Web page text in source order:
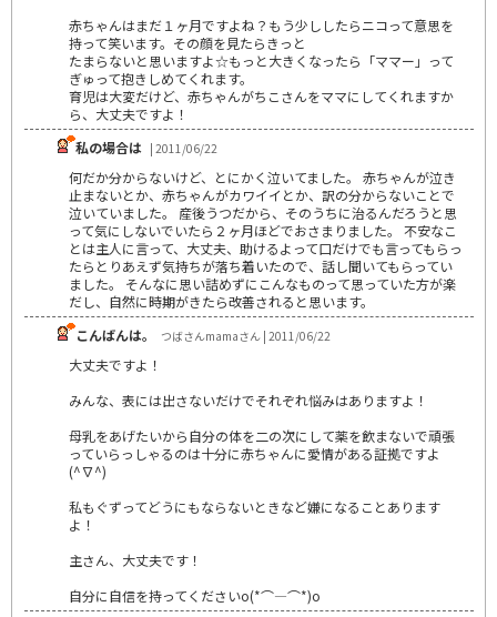
赤ちゃんはまだ１ヶ月ですよね？もう少ししたらニコって意思を
持って笑います。その顔を見たらきっと
たまらないと思いますよ☆もっと大きくなったら「ママー」って
ぎゅって抱きしめてくれます。
育児は大変だけど、赤ちゃんがちこさんをママにしてくれますか
ら、大丈夫ですよ！
私の場合は | 2011/06/22
何だか分からないけど、とにかく泣いてました。 赤ちゃんが泣き
止まないとか、赤ちゃんがカワイイとか、訳の分からないことで
泣いていました。 産後うつだから、そのうちに治るんだろうと思
って気にしないでいたら２ヶ月ほどでおさまりました。 不安なこ
とは主人に言って、大丈夫、助けるよって口だけでも言ってもらっ
たらとりあえず気持ちが落ち着いたので、話し聞いてもらってい
ました。 そんなに思い詰めずにこんなものって思っていた方が楽
だし、自然に時期がきたら改善されると思います。
こんばんは。
つばさんmamaさん | 2011/06/22
大丈夫ですよ！
みんな、表には出さないだけでそれぞれ悩みはありますよ！
母乳をあげたいから自分の体を二の次にして薬を飲まないで頑張
っていらっしゃるのは十分に赤ちゃんに愛情がある証拠ですよ
(^∇^)
私もぐずってどうにもならないときなど嫌になることあります
よ！
主さん、大丈夫です！
自分に自信を持ってくださいo(*⌒―⌒*)o